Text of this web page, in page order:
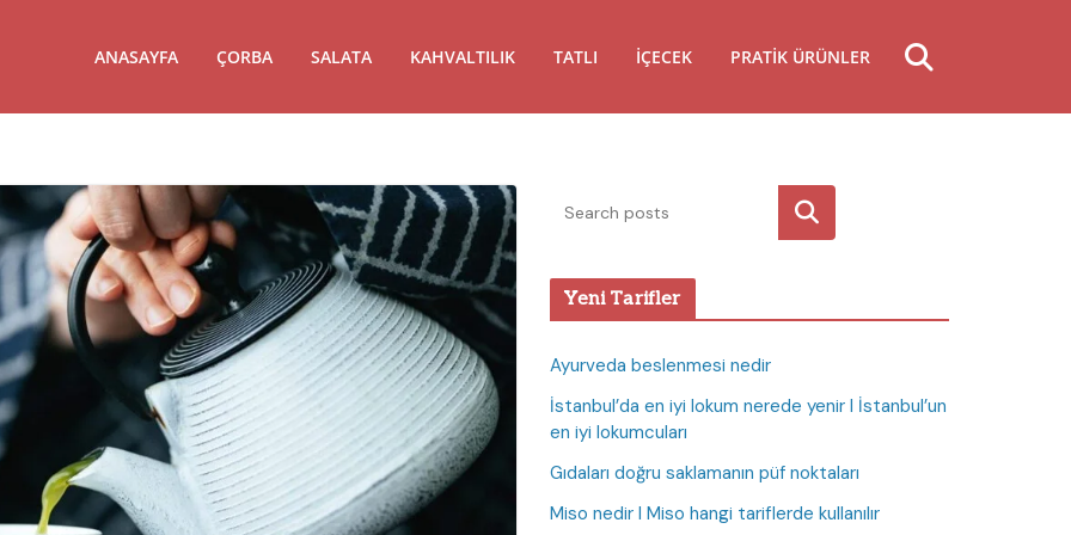
ANASAYFA ÇORBA SALATA KAHVALTILIK TATLI İÇECEK PRATIK ÜRÜNLER
Ara
Yeni Tarifler
Ayurveda beslenmesi nedir
İstanbul’da en iyi lokum nerede yenir I İstanbul’un
en iyi lokumcuları
Gıdaları doğru saklamanın püf noktaları
Miso nedir I Miso hangi tariflerde kullanılır